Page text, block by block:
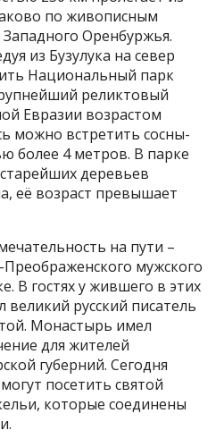
по живописным
Оренбуржья.
из Бузулука на север
Национальный парк
реликтовый
Евразии возрастом
можно встретить сосны-
более 4 метров. В парке
деревьев
её возраст превышает
на пути –
мужского
В гостях у жившего в этих
русский писатель
Монастырь имел
для жителей
губерний. Сегодня
посетить святой
которые соединены